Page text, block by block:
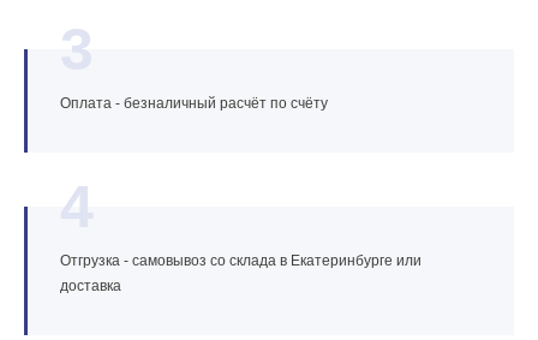
3
Оплата - безналичный расчёт по счёту
4
Отгрузка - самовывоз со склада в Екатеринбурге или
доставка